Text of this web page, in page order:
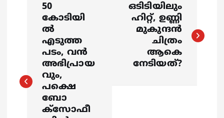
t
n
50
കോടിയി
ല്‍
എടുത്ത
പടം, വന്‍
അഭിപ്രായ
വും,
പക്ഷെ
ബോ
ക്സോഫീ
ഒടിടിയിലും
ഹിറ്റ്, ഉണ്ണി
മുകുന്ദൻ
ചിത്രം
ആകെ
നേടിയത്?